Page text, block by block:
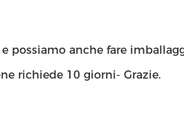
possiamo anche fare
richiede 10 giorni- Grazie.